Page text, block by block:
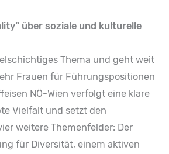
über soziale und kulturelle
Thema und geht weit
Frauen für Führungspositionen
NÖ-Wien verfolgt eine klare
Vielfalt und setzt den
weitere Themenfelder: Der
für Diversität, einem aktiven